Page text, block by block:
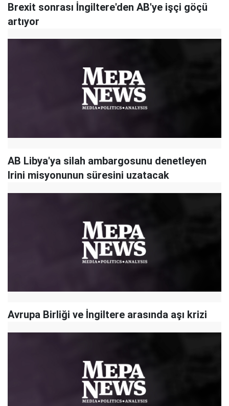
Brexit sonrası İngiltere'den AB'ye işçi göçü
artıyor
AB Libya'ya silah ambargosunu denetleyen
Irini misyonunun süresini uzatacak
Avrupa Birliği ve İngiltere arasında aşı krizi